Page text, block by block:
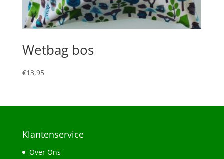
Wetbag bos
€13,95
Klantenservice
Over Ons